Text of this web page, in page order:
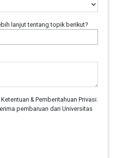
lanjut tentang topik berikut?
& Pemberitahuan Privasi.
pembaruan dari Universitas